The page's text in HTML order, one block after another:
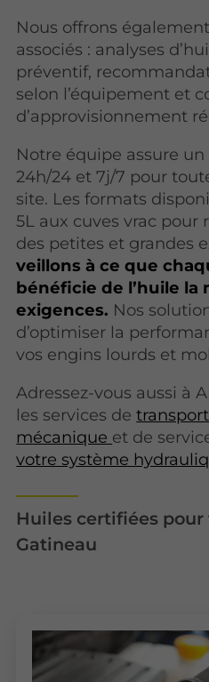
Nous offrons
associés : analyses
préventif,
selon l’équipement et
d’approvisionnement
Notre équipe assure un
24h/24 et 7j/7 pour
site. Les formats
5L aux cuves vrac pour
des petites et grandes
veillons à ce que
bénéficie de l’huile la
exigences. Nos
d’optimiser la
vos engins lourds et
Adressez-vous aussi à
les services de
mécanique et de
votre système
Huiles certifiées
Gatineau